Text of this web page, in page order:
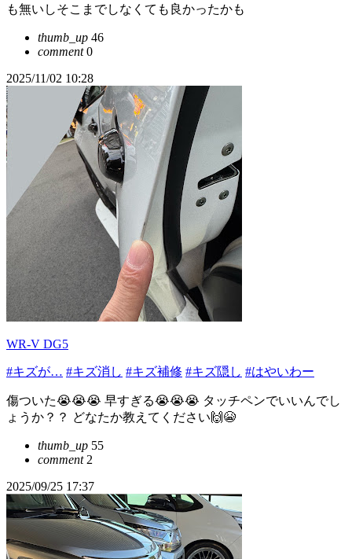
も無いしそこまでしなくても良かったかも
thumb_up 46
comment0
2025/11/02 10:28
WR-V DG5
#キズが… #キズ消し #キズ補修 #キズ隠し #はやいわー
傷ついた😭😭😭 早すぎる😭😭😭 タッチペンでいいんでし
ょうか？？ どなたか教えてください🙌😭
thumb_up 55
comment2
2025/09/25 17:37